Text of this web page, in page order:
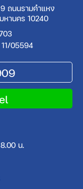
ถนนรามคำแหง
หานคร 10240
05594
น.